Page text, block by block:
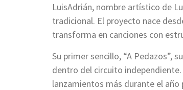
LuisAdrián, nombre artístico de
tradicional. El proyecto nace
transforma en canciones con
Su primer sencillo, “A Pedazos”,
dentro del circuito independiente.
lanzamientos más durante el